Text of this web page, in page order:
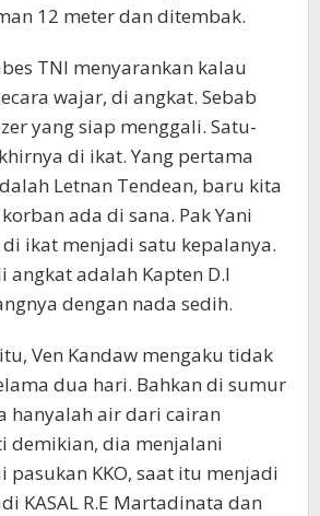
12 meter dan ditembak.
TNI menyarankan kalau
wajar, di angkat. Sebab
yang siap menggali. Satu-
di ikat. Yang pertama
Letnan Tendean, baru kita
ada di sana. Pak Yani
di ikat menjadi satu kepalanya.
angkat adalah Kapten D.I
dengan nada sedih.
Ven Kandaw mengaku tidak
dua hari. Bahkan di sumur
hanyalah air dari cairan
demikian, dia menjalani
pasukan KKO, saat itu menjadi
KASAL R.E Martadinata dan